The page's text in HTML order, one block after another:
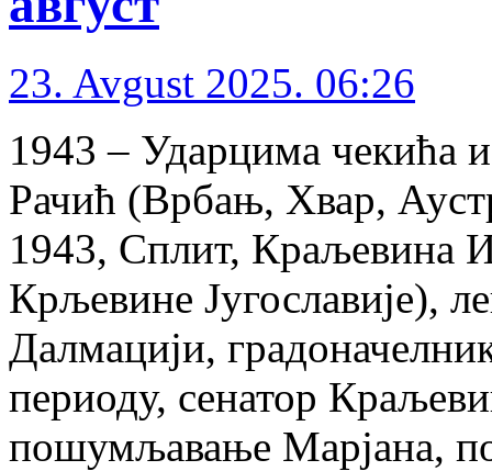
23. Avgust 2025. 06:26
1943 – Ударцима чекића
Рачић (Врбањ, Хвар,
1943, Сплит, Краљевина
Крљевине Југославије),
Далмацији,
периоду, сенатор
пошумљавање Марјана,